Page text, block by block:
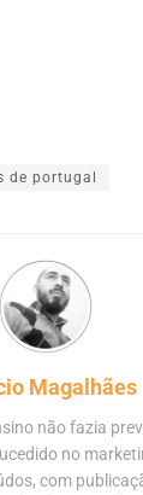
de portugal
Magalhães
não fazia
no
com